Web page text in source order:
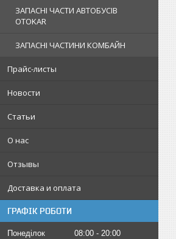
ЗАПАСНІ ЧАСТИ АВТОБУСІВ
OTOKAR
ЗАПАСНІ ЧАСТИНИ КОМБАЙН
Прайс-листы
Новости
Статьи
О нас
Отзывы
Доставка и оплата
ГРАФІК РОБОТИ
Понеділок 08:00
20:00